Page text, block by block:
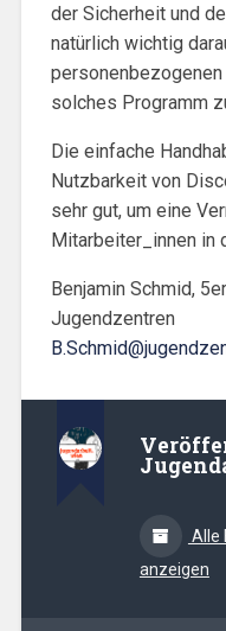
der Sicherheit und
natürlich wichtig
solches Programm
Die einfache
Nutzbarkeit von
sehr gut, um eine
Mitarbeiter_innen in
Benjamin Schmid,
Jugendzentren
Alle
anzeigen